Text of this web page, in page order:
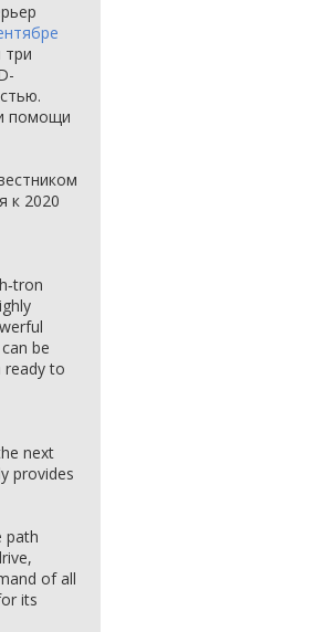
три
помощи
к 2020
be
ready to
next
provides
path
of all
its